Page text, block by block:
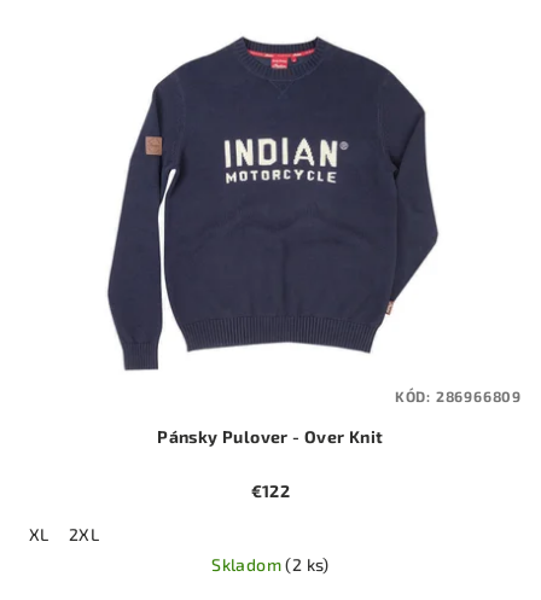
Pánsky Pulover - Over Knit
€122
XL
2XL
Skladom(2 ks)
KÓD: 286966809